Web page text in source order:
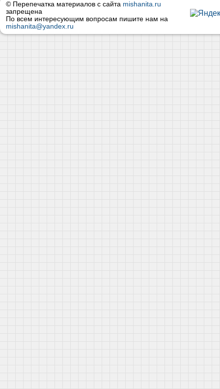
© Перепечатка материалов с сайта mishanita.ru
запрещена
По всем интересующим вопросам пишите нам на
mishanita@yandex.ru